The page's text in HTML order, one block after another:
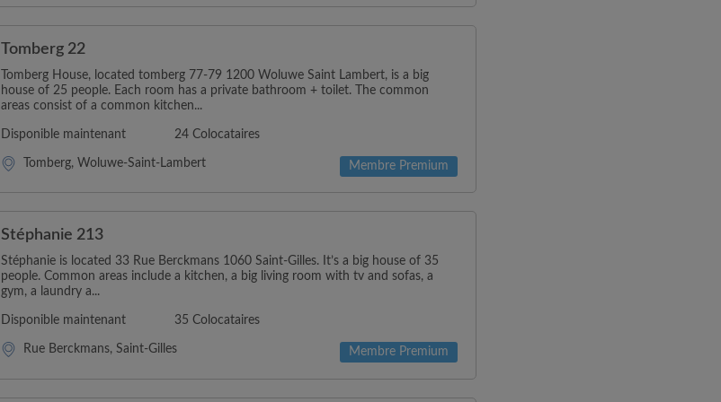
Tomberg 22
Tomberg House, located tomberg 77-79 1200 Woluwe Saint Lambert, is a big
house of 25 people. Each room has a private bathroom + toilet. The common
areas consist of a common kitchen...
Disponible maintenant 24 Colocataires
Tomberg, Woluwe-Saint-Lambert Membre Premium
Stéphanie 213
Stéphanie is located 33 Rue Berckmans 1060 Saint-Gilles. It’s a big house of 35
people. Common areas include a kitchen, a big living room with tv and sofas, a
gym, a laundry a...
Disponible maintenant 35 Colocataires
Rue Berckmans, Saint-Gilles Membre Premium